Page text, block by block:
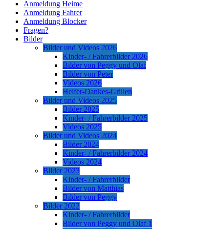
Anmeldung Heime
Anmeldung Fahrer
Anmeldung Blocker
Fragen?
Bilder
Bilder und Videos 2026
Kinder- / Fahrerbilder 2026
Bilder von Peggy und Olaf
Bilder von Peter
Videos 2026
Helfer-Dankes-Grillen
Bilder und Videos 2025
Bilder 2025
Kinder- / Fahrerbilder 2025
Videos 2025
Bilder und Videos 2024
Bilder 2024
Kinder- / Fahrerbilder 2024
Videos 2024
Bilder 2023
Kinder- / Fahrerbilder
Bilder von Matthias
Bilder von Peggy
Bilder 2022
Kinder- / Fahrerbilder
Bilder von Peggy und Olaf 1